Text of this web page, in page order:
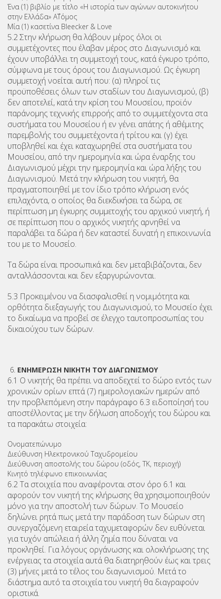
Ένα (1) βιβλίο με τίτλο «Η ιστορία των αγώνων αυτοκινήτου
στην Ελλάδα» Α΄Τόμος
Μία (1) κασετίνα Bleecker & Love
5.2 Στην κλήρωση θα λάβουν μέρος όλοι οι
συμμετέχοντες που έλαβαν μέρος στο Διαγωνισμό και
έχουν υποβάλλει τη συμμετοχή τους, κατά έγκυρο τρόπο,
σύμφωνα με τους όρους του Διαγωνισμού. Ως έγκυρη
συμμετοχή νοείται αυτή που: (α) πληροί τις
προϋποθέσεις όλων των σταδίων του Διαγωνισμού, (β)
δεν αποτελεί, κατά την κρίση του Μουσείου, προϊόν
παράνομης τεχνικής επιρροής από το συμμετέχοντα στα
συστήματα του Μουσείου ή εν γένει απάτης ή αθέμιτης
παρεμβολής του συμμετέχοντα ή τρίτου και (γ) έχει
υποβληθεί και έχει καταχωρηθεί στα συστήματα του
Μουσείου, από την ημερομηνία και ώρα έναρξης του
Διαγωνισμού μέχρι την ημερομηνία και ώρα λήξης του
Διαγωνισμού. Μετά την κλήρωση του νικητή, θα
πραγματοποιηθεί με τον ίδιο τρόπο κλήρωση ενός
επιλαχόντα, ο οποίος θα διεκδικήσει τα δώρα, σε
περίπτωση μη έγκυρης συμμετοχής του αρχικού νικητή, ή
σε περίπτωση που ο αρχικός νικητής αρνηθεί να
παραλάβει τα δώρα ή δεν καταστεί δυνατή η επικοινωνία
του με το Μουσείο.
Τα δώρα είναι προσωπικά και δεν μεταβιβάζονται, δεν
ανταλλάσσονται και δεν εξαργυρώνονται.
5.3 Προκειμένου να διασφαλισθεί η νομιμότητα και
ορθότητα διεξαγωγής του Διαγωνισμού, το Μουσείο έχει
το δικαίωμα να προβεί σε έλεγχο ταυτοπροσωπίας του
δικαιούχου των δώρων.
ΕΝΗΜΕΡΩΣΗ ΝΙΚΗΤΗ ΤΟΥ ΔΙΑΓΩΝΙΣΜΟΥ
6.1 Ο νικητής θα πρέπει να αποδεχτεί το δώρο εντός των
χρονικών ορίων επτά (7) ημερολογιακών ημερών από
την προβλεπόμενη στην παράγραφο 6.3 ειδοποίησή του
αποστέλλοντας με την δήλωση αποδοχής του δώρου και
τα παρακάτω στοιχεία:
Ονοματεπώνυμο
Διεύθυνση Ηλεκτρονικού Ταχυδρομείου
Διεύθυνση αποστολής του δώρου (οδός, ΤΚ, περιοχή)
Κινητό τηλέφωνο επικοινωνίας
6.2 Τα στοιχεία που αναφέρονται στον όρο 6.1 και
αφορούν τον νικητή της κλήρωσης θα χρησιμοποιηθούν
μόνο για την αποστολή των δώρων. Το Μουσείο
δηλώνει ρητά πως μετά την παράδοση των δώρων στη
συνεργαζόμενη εταιρεία ταχυμεταφορών δεν ευθύνεται
για τυχόν απώλεια ή άλλη ζημία που δύναται να
προκληθεί. Για λόγους οργάνωσης και ολοκλήρωσης της
ενέργειας τα στοιχεία αυτά θα διατηρηθούν έως και τρεις
(3) μήνες μετά το τέλος του διαγωνισμού. Μετά το
διάστημα αυτό τα στοιχεία του νικητή θα διαγραφούν
οριστικά.